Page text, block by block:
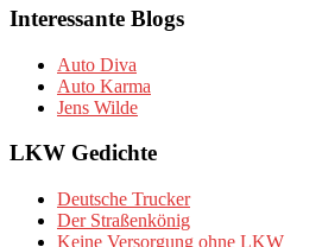
Interessante Blogs
Auto Diva
Auto Karma
Jens Wilde
LKW Gedichte
Deutsche Trucker
Der Straßenkönig
Keine Versorgung ohne LKW